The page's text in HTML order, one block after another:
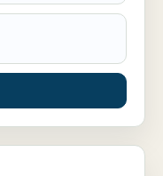
klinik,